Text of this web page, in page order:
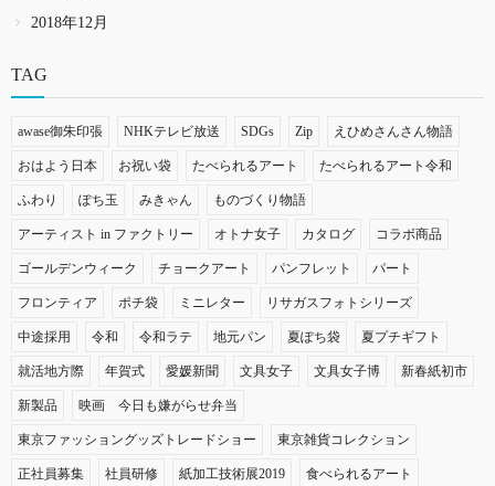
2018年12月
TAG
awase御朱印張 NHKテレビ放送 SDGs Zip えひめさんさん物語
おはよう日本 お祝い袋 たべられるアート たべられるアート令和
ふわり ぽち玉 みきゃん ものづくり物語
アーティスト in ファクトリー オトナ女子 カタログ コラボ商品
ゴールデンウィーク チョークアート パンフレット パート
フロンティア ポチ袋 ミニレター リサガスフォトシリーズ
中途採用 令和 令和ラテ 地元パン 夏ぽち袋 夏プチギフト
就活地方際 年賀式 愛媛新聞 文具女子 文具女子博 新春紙初市
新製品 映画 今日も嫌がらせ弁当
東京ファッショングッズトレードショー 東京雑貨コレクション
正社員募集 社員研修 紙加工技術展2019 食べられるアート